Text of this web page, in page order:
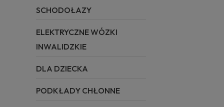
SCHODOŁAZY
ELEKTRYCZNE WÓZKI
INWALIDZKIE
DLA DZIECKA
PODKŁADY CHŁONNE